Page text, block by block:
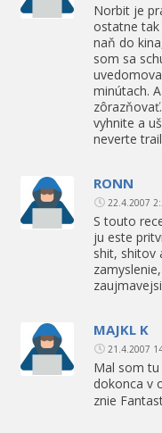
Norbit je
ostatne tak
naň do
som sa
minútach.
vyhnite a
neverte
RONN
22.4.2007
S touto
ju este
shit, shitov
MAJKL K
21.4.2007
Mal som
dokonca v
znie